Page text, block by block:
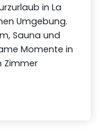
in La
Umgebung.
Sauna und
Momente in
Zimmer